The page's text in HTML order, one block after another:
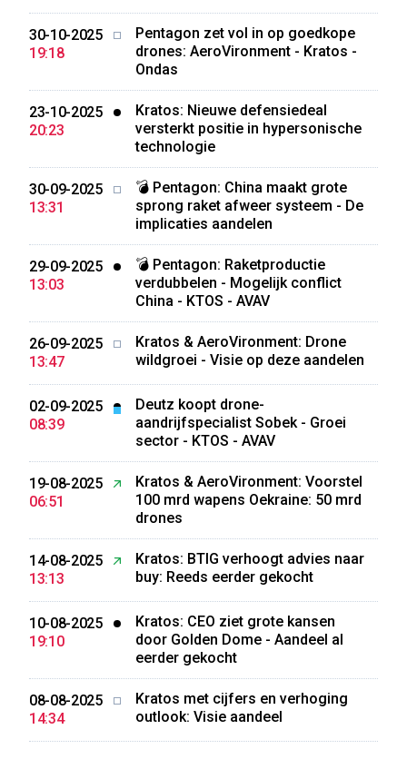
30-10-2025
19:18
Pentagon zet vol in op goedkope
drones: AeroVironment - Kratos -
Ondas
23-10-2025
20:23
Kratos: Nieuwe defensiedeal
versterkt positie in hypersonische
technologie
30-09-2025
13:31
💣 Pentagon: China maakt grote
sprong raket afweer systeem - De
implicaties aandelen
29-09-2025
13:03
💣 Pentagon: Raketproductie
verdubbelen - Mogelijk conflict
China - KTOS - AVAV
26-09-2025
13:47
Kratos & AeroVironment: Drone
wildgroei - Visie op deze aandelen
02-09-2025
08:39
Deutz koopt drone-
aandrijfspecialist Sobek - Groei
sector - KTOS - AVAV
19-08-2025
06:51
Kratos & AeroVironment: Voorstel
100 mrd wapens Oekraine: 50 mrd
drones
14-08-2025
13:13
Kratos: BTIG verhoogt advies naar
buy: Reeds eerder gekocht
10-08-2025
19:10
Kratos: CEO ziet grote kansen
door Golden Dome - Aandeel al
eerder gekocht
08-08-2025
14:34
Kratos met cijfers en verhoging
outlook: Visie aandeel